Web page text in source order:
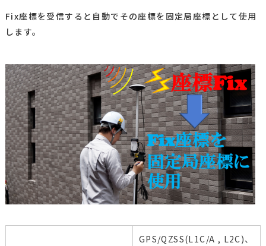
Fix座標を受信すると自動でその座標を固定局座標として使用
します。
GPS/QZSS(L1C/A , L2C)、